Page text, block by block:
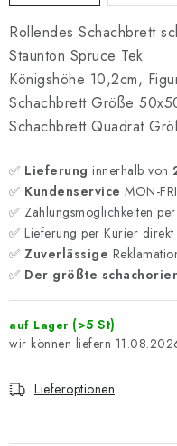
Geschäftsbedingungen
Rollendes Schachbrett
Staunton Spruce Tek
Königshöhe 10,2cm,
Schachbrett Größe
Schachbrett Quadrat
✅ Lieferung innerhalb von
✅ Kundenservice MON-
✅ Zahlungsmöglichkeiten per
✅ Lieferung per Kurier
✅ Zuverlässige
✅ Der größte
auf Lager (>5 St)
Lieferoptionen